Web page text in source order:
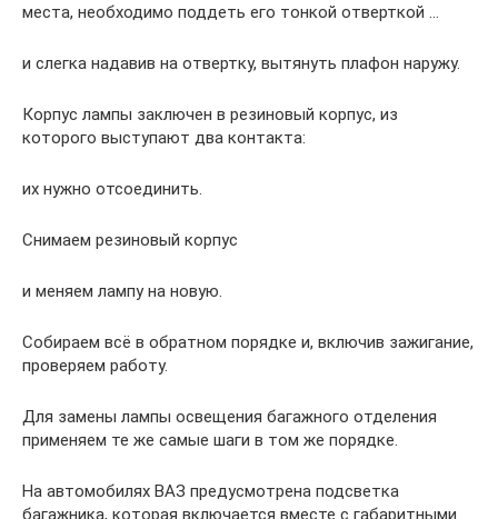
места, необходимо поддеть его тонкой отверткой …
и слегка надавив на отвертку, вытянуть плафон наружу.
Корпус лампы заключен в резиновый корпус, из
которого выступают два контакта:
их нужно отсоединить.
Снимаем резиновый корпус
и меняем лампу на новую.
Собираем всё в обратном порядке и, включив зажигание,
проверяем работу.
Для замены лампы освещения багажного отделения
применяем те же самые шаги в том же порядке.
На автомобилях ВАЗ предусмотрена подсветка
багажника, которая включается вместе с габаритными